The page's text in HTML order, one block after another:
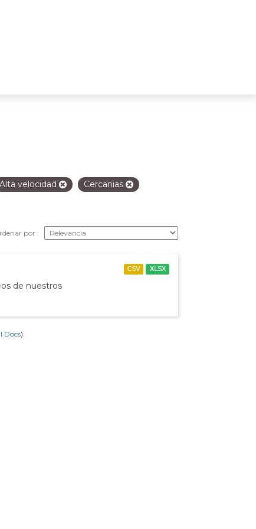
Alta velocidad
Cercanias
por
de nuestros
CSV XLSX
Docs).